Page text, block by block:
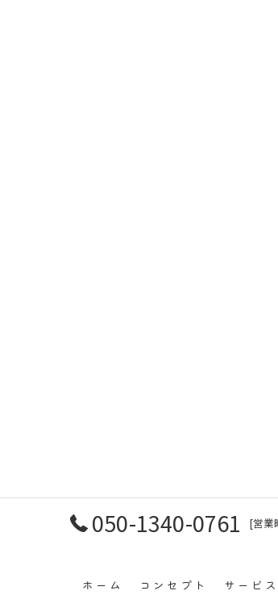
050-1340-0761 [営業
ホーム コンセプト サービス